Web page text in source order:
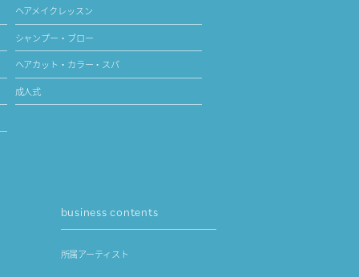
ヘアメイクレッスン
シャンプー・ブロー
ヘアカット・カラー・スパ
成人式
business contents
所属アーティスト